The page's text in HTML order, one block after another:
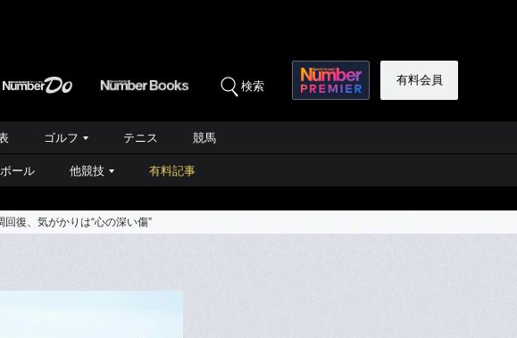
検索 有料会員
ゴルフ テニス 競馬
ール 他競技 有料記事
復、気がかりは“心の深い傷”